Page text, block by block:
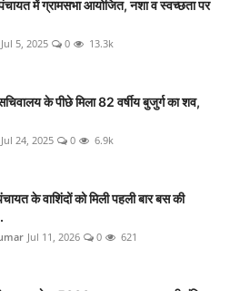
में ग्रामसभा आयोजित, नशा व स्वच्छता पर
Jul 5, 2025 0 13.3k
के पीछे मिला 82 वर्षीय बुजुर्ग का शव,
Jul 24, 2025 0 6.9k
के वाशिंदों को मिली पहली बार बस की
Jul 11, 2026 0 621